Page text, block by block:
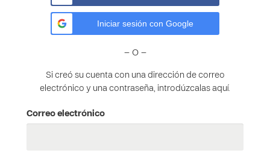
Iniciar sesión con Google
– O –
Si creó su cuenta con una dirección de correo
electrónico y una contraseña, introdúzcalas aquí.
Correo electrónico